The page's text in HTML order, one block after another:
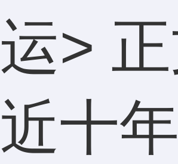
运>
近十